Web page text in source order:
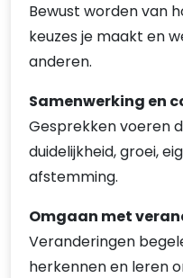
Bewust worden van
keuzes je maakt en
anderen.
Samenwerking en
Gesprekken voeren
duidelijkheid, groei,
afstemming.
Omgaan met
Veranderingen
herkennen en leren